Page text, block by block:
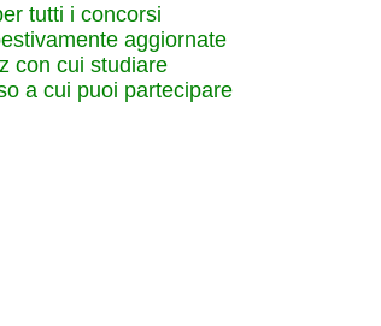
tutti i concorsi
aggiornate
con cui studiare
a cui puoi partecipare